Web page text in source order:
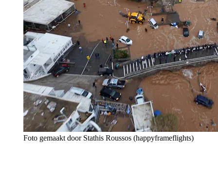
Foto gemaakt door Stathis Roussos (happyframeflights)